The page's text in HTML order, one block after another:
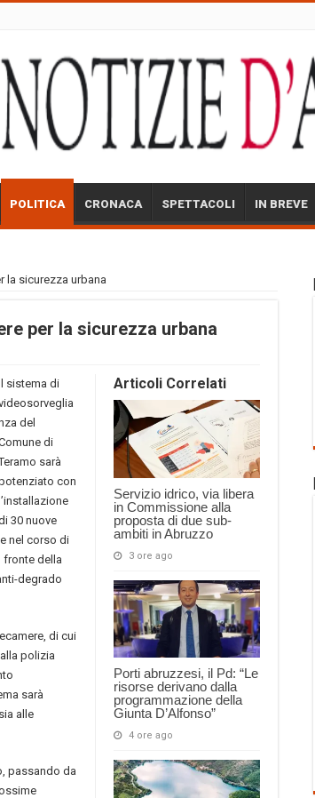
POLITICA CRONACA SPETTACOLI IN BREVE
la sicurezza urbana
per la sicurezza urbana
Articoli Correlati
Servizio idrico, via libera
in Commissione alla
proposta di due sub-
ambiti in Abruzzo
3 ore ago
Porti abruzzesi, il Pd: “Le
risorse derivano dalla
programmazione della
Giunta D’Alfonso”
4 ore ago
sistema di
del
di
sarà
con
l’installazione
30 nuove
nel corso di
fronte della
degrado
di cui
polizia
sarà
alle
passando da